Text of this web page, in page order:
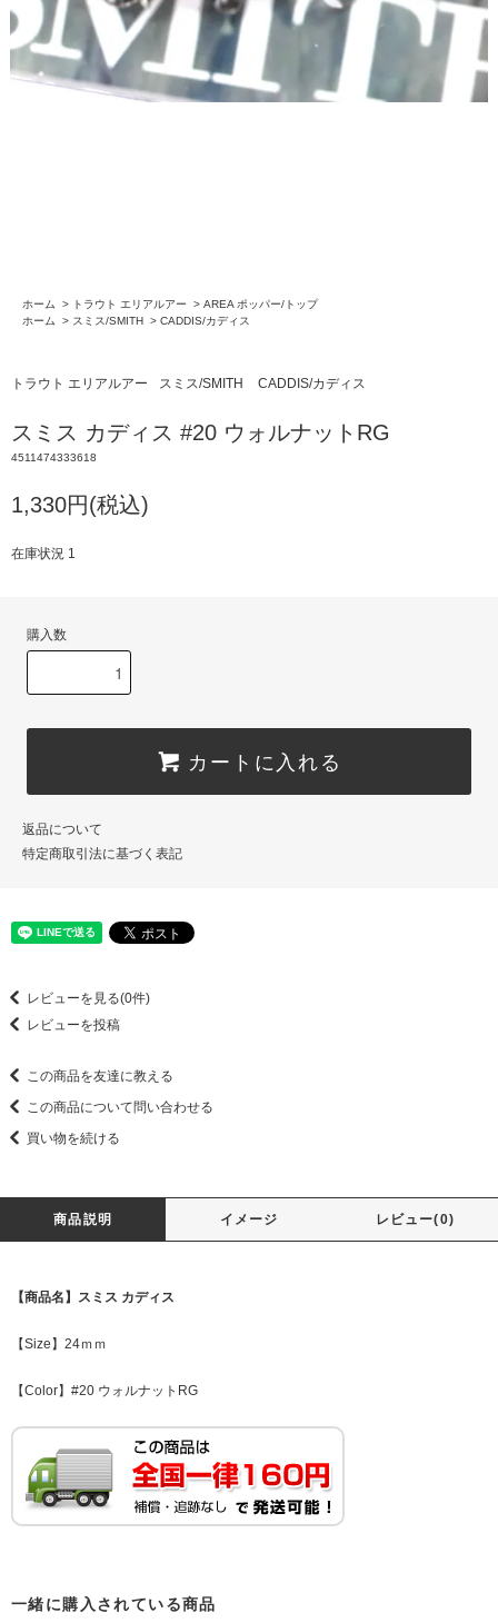
ホーム > トラウト エリアルアー > AREA ポッパー/トップ
ホーム
> スミス/SMITH > CADDIS/カディス
トラウト エリアルアー スミス/SMITH CADDIS/カディス
スミス カディス #20 ウォルナットRG
4511474333618
1,330円(税込)
在庫状況 1
購入数
カートに入れる
返品について
特定商取引法に基づく表記
レビューを見る(0件)
レビューを投稿
この商品を友達に教える
この商品について問い合わせる
買い物を続ける
商品説明 イメージ レビュー(0)
【商品名】スミス カディス
【Size】24ｍｍ
【Color】#20 ウォルナットRG
一緒に購入されている商品